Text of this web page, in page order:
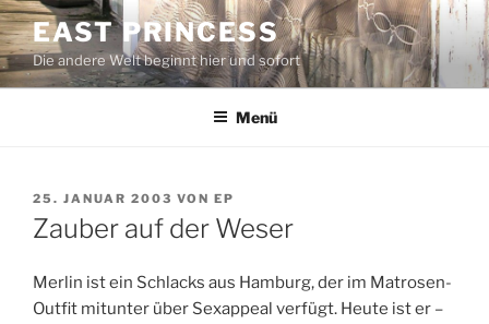
Zum
Inhalt
springen
EAST PRINCESS
Die andere Welt beginnt hier und sofort
Menü
VERÖFFENTLICHT
AM
25. JANUAR 2003 VON EP
Zauber auf der Weser
Merlin ist ein Schlacks aus Hamburg, der im Matrosen-
Outfit mitunter über Sexappeal verfügt. Heute ist er –